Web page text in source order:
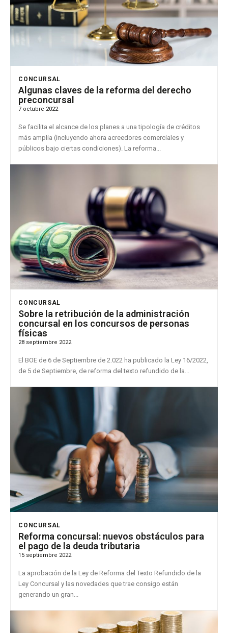
CONCURSAL
Algunas claves de la reforma del derecho
preconcursal
7 octubre 2022
Se facilita el alcance de los planes a una tipología de créditos
más amplia (incluyendo ahora acreedores comerciales y
públicos bajo ciertas condiciones). La reforma...
CONCURSAL
Sobre la retribución de la administración
concursal en los concursos de personas
físicas
28 septiembre 2022
El BOE de 6 de Septiembre de 2.022 ha publicado la Ley 16/2022,
de 5 de Septiembre, de reforma del texto refundido de la...
CONCURSAL
Reforma concursal: nuevos obstáculos para
el pago de la deuda tributaria
15 septiembre 2022
La aprobación de la Ley de Reforma del Texto Refundido de la
Ley Concursal y las novedades que trae consigo están
generando un gran...